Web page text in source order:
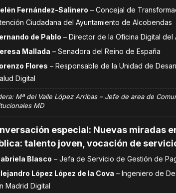
Fernández-Salinero – Concejal de
Ciudadana del Ayuntamiento de Alcobendas
de Pablo – Director de la Oficina Digital del
Mallada – Senadora del Reino de España
Flores – Responsable de la Unidad de
Digital
Mª del Valle López Arribas – Jefe de area de
MD
especial: Nuevas miradas
talento joven, vocación de
Blasco – Jefa de Servicio de Gestión de
López López de la Cova – Ingeniero de
Madrid Digital